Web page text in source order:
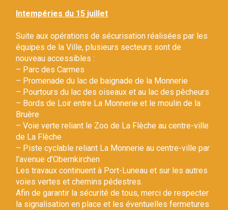
Intempéries du 15 juillet
Suite aux opérations de sécurisation réalisées par les
équipes de la Ville, plusieurs secteurs sont de
nouveau accessibles :
– Parc des Carmes
– Promenade du lac de baignade de la Monnerie
– Pourtours du lac des oiseaux et au lac des pêcheurs
– Bords de Loir entre La Monnerie et le moulin de la
Bruère
– Voie verte reliant le Zoo de La Flèche au centre-ville
de La Flèche
– Piste cyclable reliant La Monnerie au centre-ville par
l’avenue d’Obernkirchen
Les travaux continuent à Port-Luneau et sur les autres
voies vertes et chemins pédestres.
Afin de garantir la sécurité de tous, merci de respecter
la signalisation en place et les éventuelles fermetures